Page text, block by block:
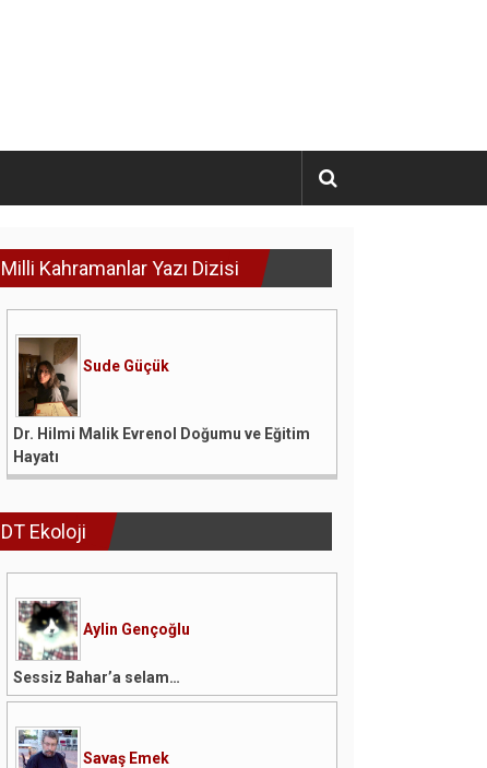
Milli Kahramanlar Yazı Dizisi
Sude Güçük
Dr. Hilmi Malik Evrenol Doğumu ve Eğitim
Hayatı
DT Ekoloji
Aylin Gençoğlu
Sessiz Bahar’a selam…
Savaş Emek